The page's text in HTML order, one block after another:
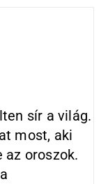
sír a világ.
most, aki
az oroszok.